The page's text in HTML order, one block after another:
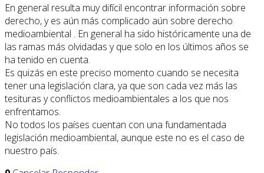
En general resulta muy difícil encontrar información sobre
derecho, y es aún más complicado aún sobre derecho
medioambiental . En general ha sido históricamente una de
las ramas más olvidadas y que solo en los últimos años se
ha tenido en cuenta.
Es quizás en este preciso momento cuando se necesita
tener una legislación clara, ya que son cada vez más las
tesituras y conflictos medioambientales a los que nos
enfrentamos.
No todos los países cuentan con una fundamentada
legislación medioambiental, aunque este no es el caso de
nuestro país.